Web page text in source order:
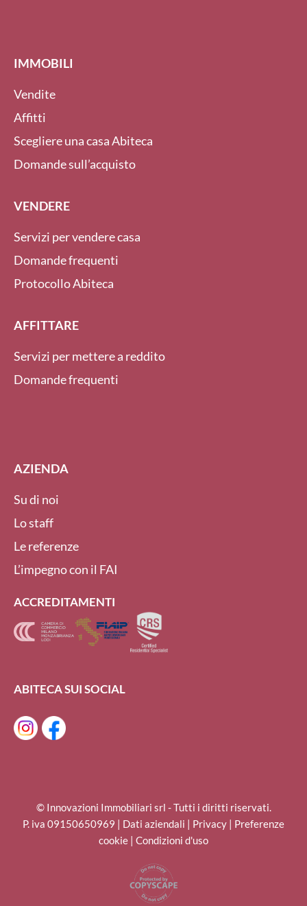
IMMOBILI
Vendite
Affitti
Scegliere una casa Abiteca
Domande sull’acquisto
VENDERE
Servizi per vendere casa
Domande frequenti
Protocollo Abiteca
AFFITTARE
Servizi per mettere a reddito
Domande frequenti
AZIENDA
Su di noi
Lo staff
Le referenze
L’impegno con il FAI
ACCREDITAMENTI
ABITECA SUI SOCIAL
© Innovazioni Immobiliari srl - Tutti i diritti riservati.
P. iva 09150650969 | Dati aziendali | Privacy | Preferenze
cookie | Condizioni d'uso